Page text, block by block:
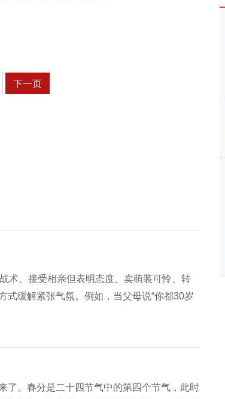
下一页
术、接受相亲但表明态度、卖萌装可怜、转
缓解紧张气氛。例如，当父母说“你都30岁
了。春分是二十四节气中的第四个节气，此时